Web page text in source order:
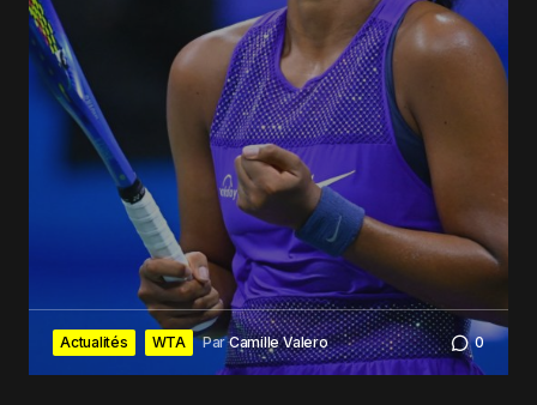
Actualités WTA ParCamille Valero 0